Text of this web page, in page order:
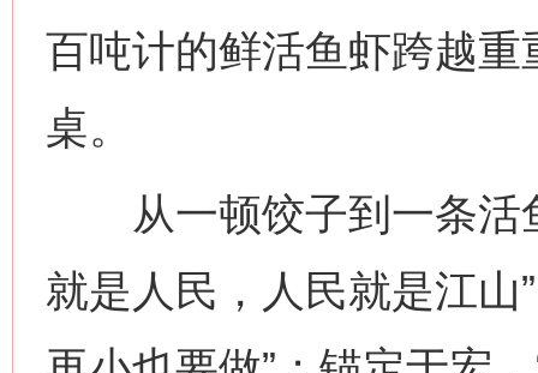
百吨计的鲜活鱼虾跨越
桌。
从一顿饺子到一条活
就是人民，人民就是江山